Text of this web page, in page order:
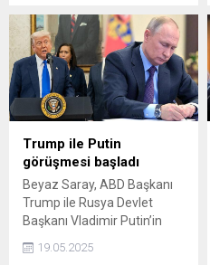
Trump ile Putin
görüşmesi başladı
Beyaz Saray, ABD Başkanı
Trump ile Rusya Devlet
Başkanı Vladimir Putin’in
başladığını duyurdu.
19.05.2025